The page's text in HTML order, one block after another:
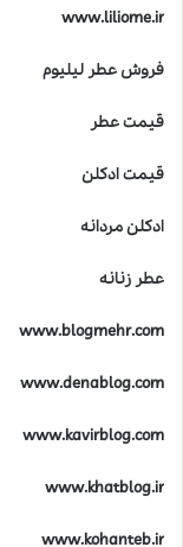
www.liliome.ir
فروش عطر لیلیوم
قیمت عطر
قیمت ادکلن
ادکلن مردانه
عطر زنانه
www.blogmehr.com
www.denablog.com
www.kavirblog.com
www.khatblog.ir
www.kohanteb.ir